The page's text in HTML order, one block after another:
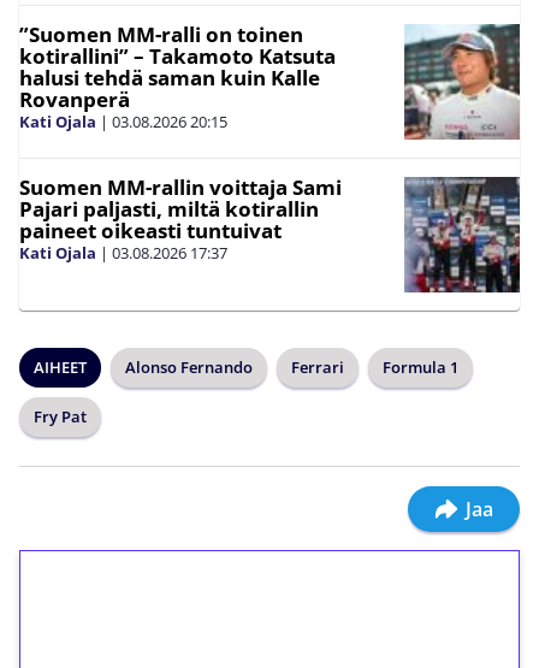
”Suomen MM-ralli on toinen
kotirallini” – Takamoto Katsuta
halusi tehdä saman kuin Kalle
Rovanperä
Kati Ojala | 03.08.202620:15
Suomen MM-rallin voittaja Sami
Pajari paljasti, miltä kotirallin
paineet oikeasti tuntuivat
Kati Ojala | 03.08.2026 17:37
AIHEET Alonso Fernando Ferrari Formula 1
Fry Pat
Jaa